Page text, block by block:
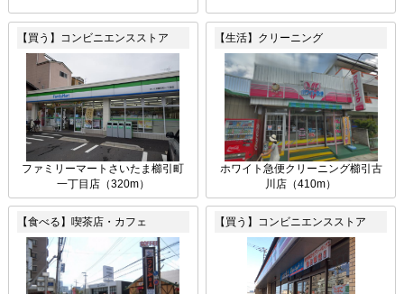
【買う】コンビニエンスストア
ファミリーマートさいたま櫛引町
一丁目店（320m）
【生活】クリーニング
ホワイト急便クリーニング櫛引古
川店（410m）
【食べる】喫茶店・カフェ 【買う】コンビニエンスストア